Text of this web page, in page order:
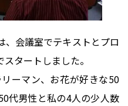
、会議室でテキストとプロ
タートしました。
ーマン、お花が好きな50
代男性と私の4人の少人数